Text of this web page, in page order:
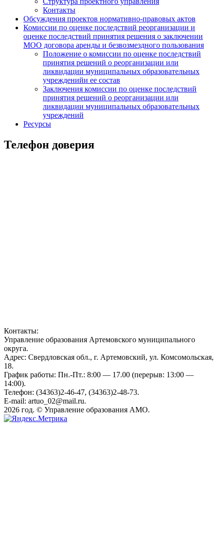
Контакты
Обсуждения проектов нормативно-правовых актов
Комиссии по оценке последствий реорганизации и
оценке последствий принятия решения о заключении
МОО договора аренды и безвозмездного пользования
Положение о комиссии по оценке последствий
принятия решений о реорганизации или
ликвидации муниципальных образовательных
учрежденийи ее состав
Заключения комиссии по оценке последствий
принятия решений о реорганизации или
ликвидации муниципальных образовательных
учреждений
Ресурсы
Телефон доверия
Контакты:
Управление образования Артемовского муниципального
округа.
Адрес: Свердловская обл., г. Артемовский, ул. Комсомольская,
18.
График работы: Пн.-Пт.: 8:00 — 17.00 (перерыв: 13:00 —
14:00).
Телефон: (34363)2-46-47, (34363)2-48-73.
E-mail: artuo_02@mail.ru.
2026 год. © Управление образования АМО.